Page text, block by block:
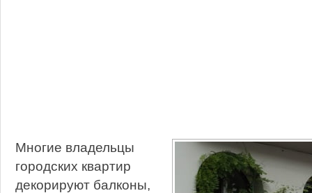
Многие владельцы
городских квартир
декорируют балконы,